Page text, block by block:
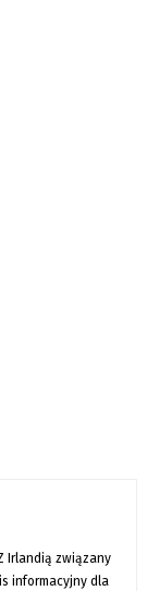
Irlandią związany
informacyjny dla